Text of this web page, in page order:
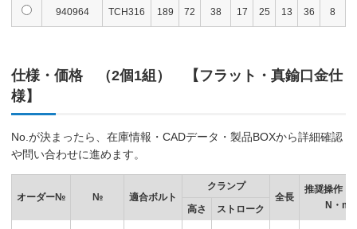
940964 TCH316 189 72 38 17 25 13 36 8
仕様・価格 （2個1組） 【フラット・真鍮口金仕
様】
No.が決まったら、在庫情報・CADデータ・製品BOXから詳細確認
や問い合わせに進めます。
オーダー№ № 適合ボルト
クランプ
全長
推奨操作ト
N・m
高さ ストローク